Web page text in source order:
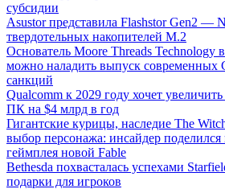
субсидии
Asustor представила Flashstor Gen2 —
твердотельных накопителей M.2
Основатель Moore Threads Technology
можно наладить выпуск современных
санкций
Qualcomm к 2029 году хочет
ПК на $4 млрд в год
Гигантские курицы, наследие The
выбор персонажа: инсайдер поделился
геймплея новой Fable
Bethesda похвасталась успехами
подарки для игроков